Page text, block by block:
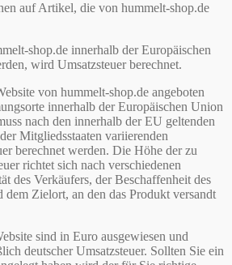
auf Artikel, die von hummelt-shop.de
shop.de innerhalb der Europäischen
wird Umsatzsteuer berechnet.
von hummelt-shop.de angeboten
innerhalb der Europäischen Union
nach den innerhalb der EU geltenden
Mitgliedsstaaten variierenden
berechnet werden. Die Höhe der zu
richtet sich nach verschiedenen
des Verkäufers, der Beschaffenheit des
dem Zielort, an den das Produkt versandt
sind in Euro ausgewiesen und
deutscher Umsatzsteuer. Sollten Sie ein